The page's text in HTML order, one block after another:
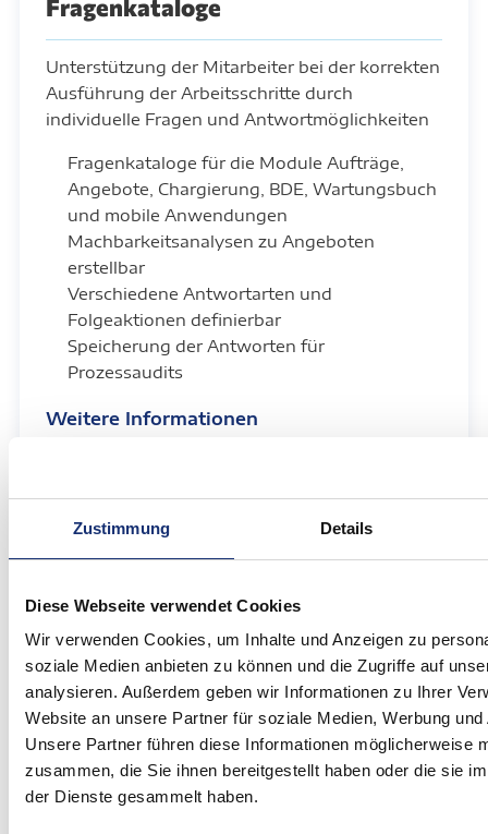
Zustimmung Details
Diese Webseite verwendet Cookies
Wir verwenden Cookies, um Inhalte und Anzeigen zu
soziale Medien anbieten zu können und die Zugriffe auf
analysieren. Außerdem geben wir Informationen zu Ihrer
Website an unsere Partner für soziale Medien, Werbung
Unsere Partner führen diese Informationen möglicherweise
zusammen, die Sie ihnen bereitgestellt haben oder die sie
der Dienste gesammelt haben.
Fragenkataloge
Unterstützung der Mitarbeiter bei der korrekten
Ausführung der Arbeitsschritte durch
individuelle Fragen und Antwortmöglichkeiten
Fragenkataloge für die Module Aufträge,
Angebote, Chargierung, BDE, Wartungsbuch
und mobile Anwendungen
Machbarkeitsanalysen zu Angeboten
erstellbar
Verschiedene Antwortarten und
Folgeaktionen definierbar
Speicherung der Antworten für
Prozessaudits
Weitere Informationen
Lagerverwaltung
Lagers und Verwaltung der Warenbestände,
Leerverpackungen und Aufträge
Abfragen über Lagerort von
Auftragspositionen inkl. Regalfach und
Auftrags-ID
Lagerinformationen in verschiedenen
anderen Modulen aufrufbar
Grafische Darstellung der Lagerbereiche